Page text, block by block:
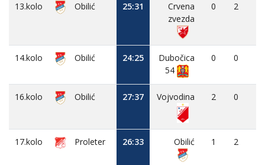
13.kolo Obilić 25:31
Crvena
zvezda
0 2
14.kolo Obilić 24:25
Dubočica
54
0 0
16.kolo Obilić 27:37 Vojvodina 2 0
17.kolo Proleter 26:33 Obilić 1 2